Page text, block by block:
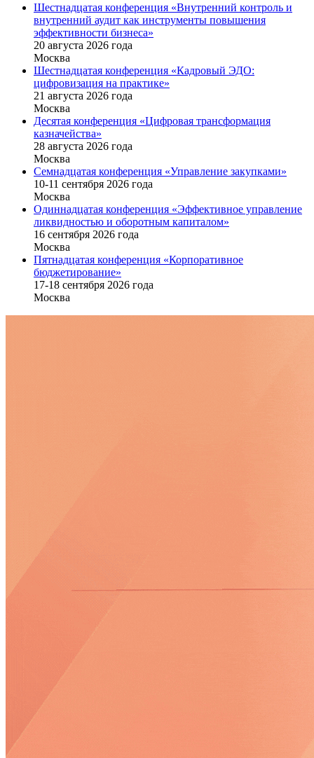
Шестнадцатая конференция «Внутренний контроль и
внутренний аудит как инструменты повышения
эффективности бизнеса»
20 августа 2026 года
Москва
Шестнадцатая конференция «Кадровый ЭДО:
цифровизация на практике»
21 августа 2026 года
Москва
Десятая конференция «Цифровая трансформация
казначейства»
28 августа 2026 года
Москва
Семнадцатая конференция «Управление закупками»
10-11 сентября 2026 года
Москва
Одиннадцатая конференция «Эффективное управление
ликвидностью и оборотным капиталом»
16 cентября 2026 года
Москва
Пятнадцатая конференция «Корпоративное
бюджетирование»
17-18 сентября 2026 года
Москва